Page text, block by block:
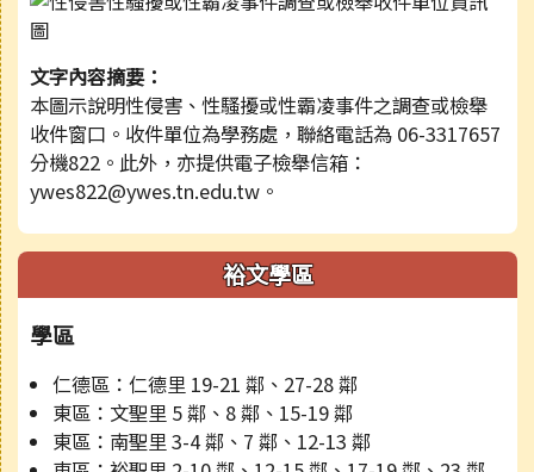
文字內容摘要：
本圖示說明性侵害、性騷擾或性霸凌事件之調查或檢舉
收件窗口。收件單位為學務處，聯絡電話為 06-3317657
分機822。此外，亦提供電子檢舉信箱：
ywes822@ywes.tn.edu.tw。
裕文學區
學區
仁德區：仁德里 19-21 鄰、27-28 鄰
東區：文聖里 5 鄰、8 鄰、15-19 鄰
東區：南聖里 3-4 鄰、7 鄰、12-13 鄰